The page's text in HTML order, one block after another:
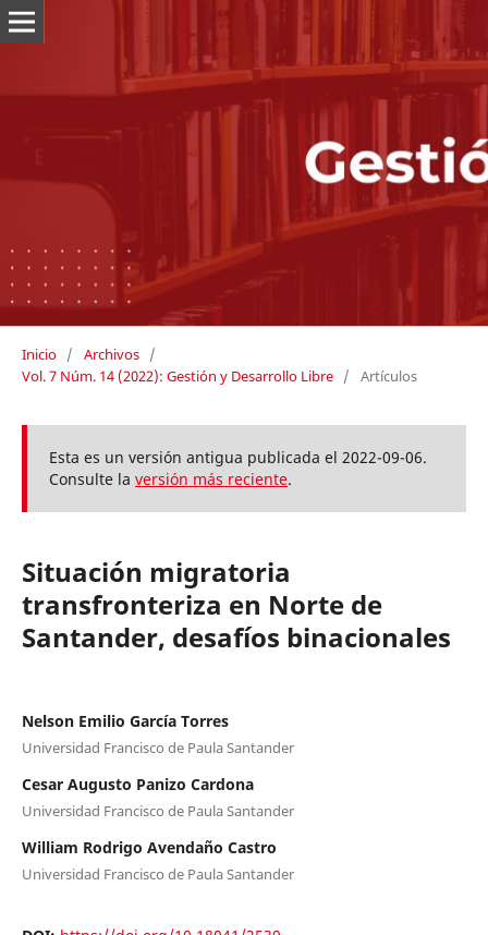
Inicio / Archivos /
Vol. 7 Núm. 14 (2022): Gestión y Desarrollo Libre / Artículos
Esta es un versión antigua publicada el 2022-09-06.
Consulte la versión más reciente.
Situación migratoria
transfronteriza en Norte de
Santander, desafíos binacionales
Nelson Emilio García Torres
Universidad Francisco de Paula Santander
Cesar Augusto Panizo Cardona
Universidad Francisco de Paula Santander
William Rodrigo Avendaño Castro
Universidad Francisco de Paula Santander